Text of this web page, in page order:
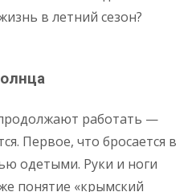
в летний сезон?
работать —
Первое, что бросается в
одетыми. Руки и ноги
понятие «крымский